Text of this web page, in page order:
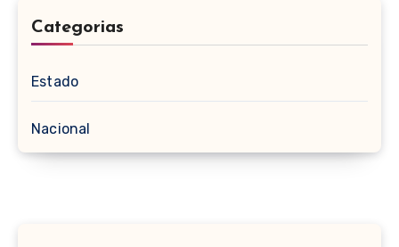
Categorias
Estado
Nacional